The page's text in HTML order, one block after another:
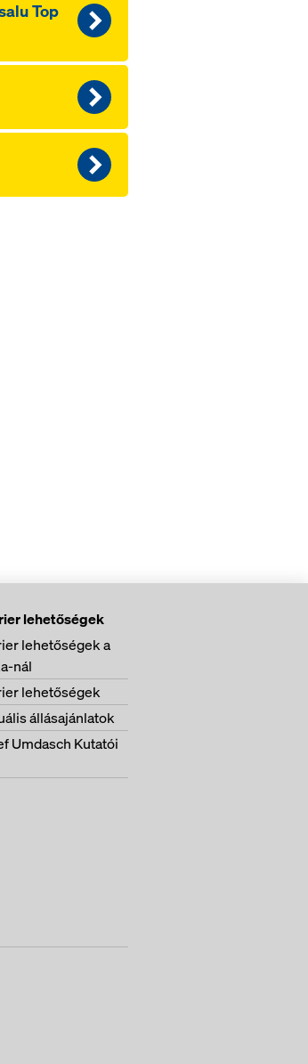
Top
lehetőségek
lehetőségek a
nál
lehetőségek
állásajánlatok
Umdasch Kutatói